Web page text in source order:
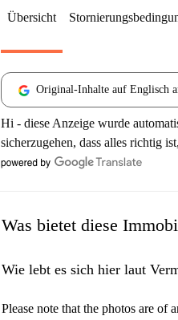
Übersicht
Original-Inhalte auf Englisch
Hi - diese Anzeige wurde
sicherzugehen, dass alles richtig
Was bietet diese
Wie lebt es sich hier laut
Please note that the photos are of